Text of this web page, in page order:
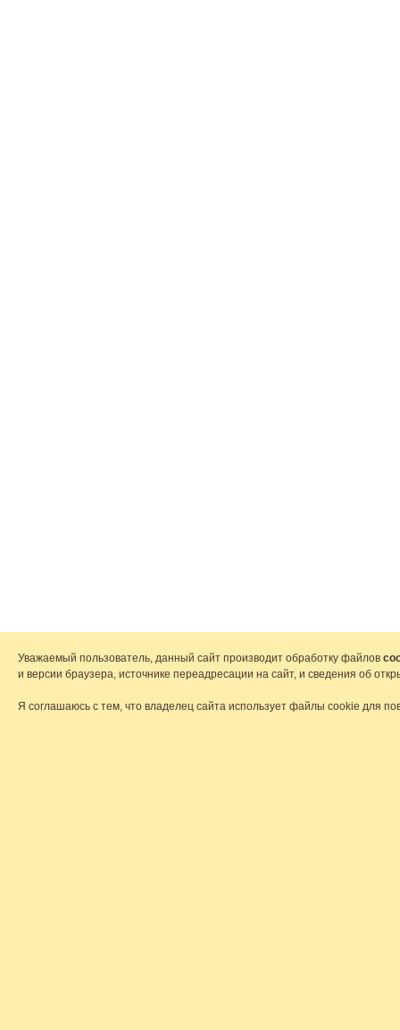
Уважаемый пользователь, данный сайт производит обработку файлов
и версии браузера, источнике переадресации на сайт, и сведения об
Я соглашаюсь с тем, что владелец сайта использует файлы cookie для